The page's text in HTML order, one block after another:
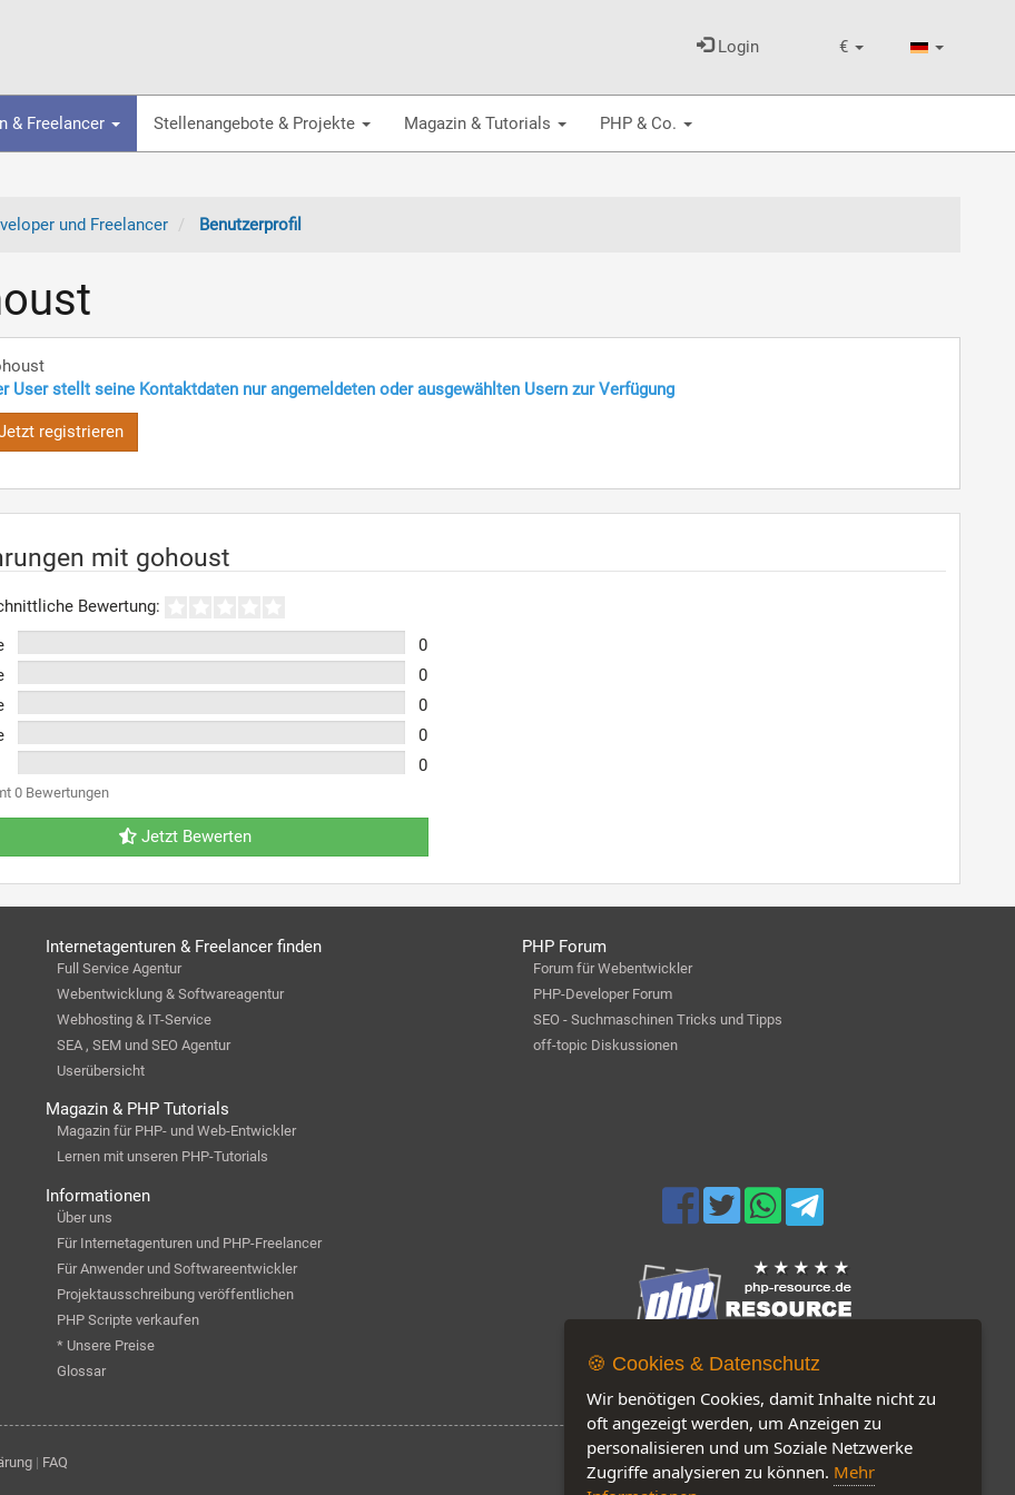
€
Login
& Freelancer Stellenangebote & Projekte Magazin & Tutorials PHP & Co.
und Freelancer Benutzerprofil
User stellt seine Kontaktdaten nur angemeldeten oder ausgewählten Usern zur Verfügung
registrieren
mit gohoust
Bewertung:
0
0
0
0
0
0 Bewertungen
Jetzt Bewerten
Internetagenturen & Freelancer finden
Full Service Agentur
Webentwicklung & Softwareagentur
Webhosting & IT-Service
SEA , SEM und SEO Agentur
Userübersicht
Magazin & PHP Tutorials
Magazin für PHP- und Web-Entwickler
Lernen mit unseren PHP-Tutorials
PHP Forum
Forum für Webentwickler
PHP-Developer Forum
SEO - Suchmaschinen Tricks und Tipps
off-topic Diskussionen
Informationen
Über uns
Für Internetagenturen und PHP-Freelancer
Für Anwender und Softwareentwickler
Projektausschreibung veröffentlichen
PHP Scripte verkaufen
* Unsere Preise
Glossar
Jetzt auf unserer Seite: 264
| FAQ
🍪 Cookies & Datenschutz
Wir benötigen Cookies, damit Inhalte nicht zu
oft angezeigt werden, um Anzeigen zu
personalisieren und um Soziale Netzwerke
Zugriffe analysieren zu können. Mehr